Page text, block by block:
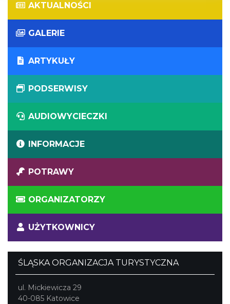
AKTUALNOŚCI
GALERIE
ARTYKUŁY
PODSERWISY
AUDIOWYCIECZKI
INFORMACJE
POTRAWY
ORGANIZATORZY
UŻYTKOWNICY
ŚLĄSKA ORGANIZACJA TURYSTYCZNA
ul. Mickiewicza 29
40-085 Katowice